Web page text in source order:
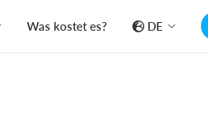
Was kostet es? DE